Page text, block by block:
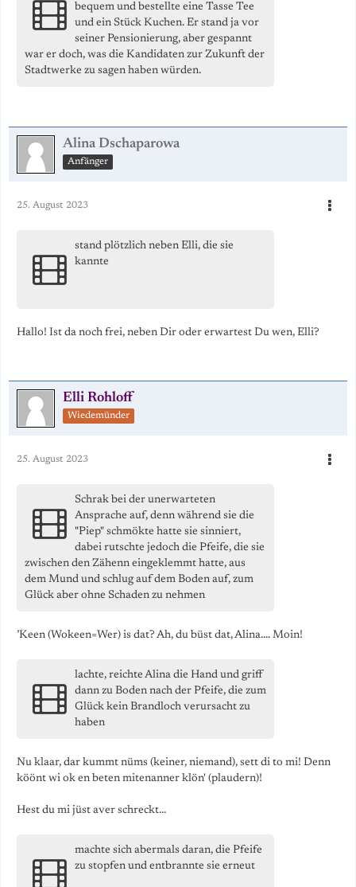
bequem und bestellte eine Tasse Tee
und ein Stück Kuchen. Er stand ja vor
seiner Pensionierung, aber gespannt
war er doch, was die Kandidaten zur Zukunft der
Stadtwerke zu sagen haben würden.
Alina Dschaparowa
Anfänger
25. August 2023
stand plötzlich neben Elli, die sie
kannte
Hallo! Ist da noch frei, neben Dir oder erwartest Du wen, Elli?
Elli Rohloff
Wiedemünder
25. August 2023
Schrak bei der unerwarteten
Ansprache auf, denn während sie die
"Piep" schmökte hatte sie sinniert,
dabei rutschte jedoch die Pfeife, die sie
zwischen den Zähenn eingeklemmt hatte, aus
dem Mund und schlug auf dem Boden auf, zum
Glück aber ohne Schaden zu nehmen
’Keen (Wokeen=Wer) is dat? Ah, du büst dat, Alina.... Moin!
lachte, reichte Alina die Hand und griff
dann zu Boden nach der Pfeife, die zum
Glück kein Brandloch verursacht zu
haben
Nu klaar, dar kummt nüms (keiner, niemand), sett di to mi! Denn
köönt wi ok en beten mitenanner klön' (plaudern)!
Hest du mi jüst aver schreckt...
machte sich abermals daran, die Pfeife
zu stopfen und entbrannte sie erneut